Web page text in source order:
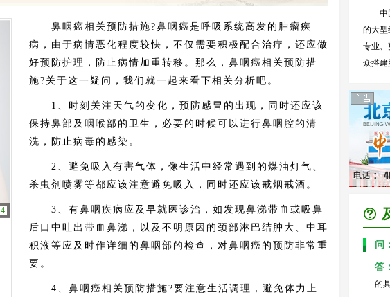
4
鼻咽癌相关预防措施?鼻咽癌是呼吸系统高发的肿瘤疾
病，由于病情恶化程度较快，不仅需要积极配合治疗，还应做
好预防护理，防止病情加重转移。那么，鼻咽癌相关预防措
施?关于这一疑问，我们就一起来看下相关分析吧。
1、时刻关注天气的变化，预防感冒的出现，同时还应该
保持鼻部及咽喉部的卫生，必要的时候可以进行鼻咽腔的清
洗，防止病毒的感染。
2、避免吸入有害气体，像生活中经常遇到的煤油灯气、
杀虫剂喷雾等都应该注意避免吸入，同时还应该戒烟戒酒。
3、有鼻咽疾病应及早就医诊治，如发现鼻涕带血或吸鼻
后口中吐出带血鼻涕，以及不明原因的颈部淋巴结肿大、中耳
积液等应及时作详细的鼻咽部的检查，对鼻咽癌的预防非常重
要。
4、鼻咽癌相关预防措施?要注意生活调理，避免体力上
中
的大型
专业、
众搭建
问：
答：
的